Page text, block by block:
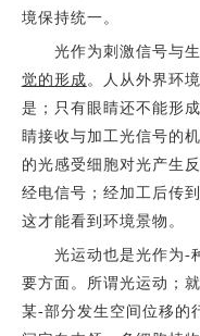
境保持统一。
光作为刺激信号与生
觉的形成。人从外界环
是；只有眼睛还不能形
睛接收与加工光信号的
的光感受细胞对光产生
经电信号；经加工后传
这才能看到环境景物。
光运动也是光作为-种
要方面。所谓光运动；
某-部分发生空间位移的